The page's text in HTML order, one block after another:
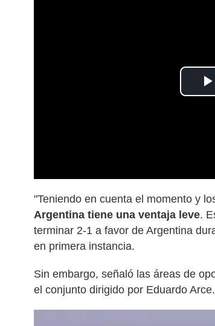
"Teniendo en cuenta el momento y
Argentina tiene una ventaja leve.
terminar 2‑1 a favor de Argentina
en primera instancia.
Sin embargo, señaló las áreas de
el conjunto dirigido por Eduardo Arce.